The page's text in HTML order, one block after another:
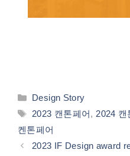
카
테
리
Design Story
태
그
2023 캔톤페어, 2024 캔
켄톤페어
2023 IF Design award